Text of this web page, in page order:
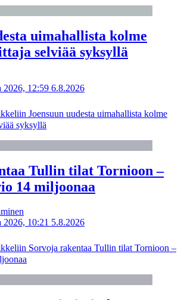
uimahallista kolme
selviää syksyllä
2026, 12:59 6.8.2026
Joensuun uudesta uimahallista kolme
syksyllä
Tullin tilat Tornioon –
14 miljoonaa
10:21 5.8.2026
Sorvoja rakentaa Tullin tilat Tornioon –